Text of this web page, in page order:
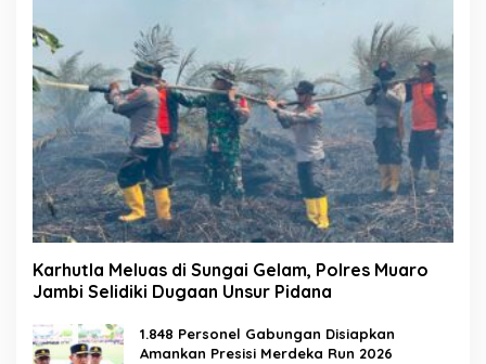
Karhutla Meluas di Sungai Gelam, Polres Muaro
Jambi Selidiki Dugaan Unsur Pidana
1.848 Personel Gabungan Disiapkan
Amankan Presisi Merdeka Run 2026